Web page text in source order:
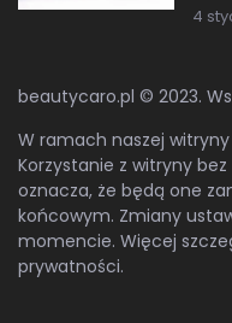
4
beautycaro.pl © 2023.
W ramach naszej
Korzystanie z witryny
oznacza, że będą one
końcowym. Zmiany
momencie. Więcej
prywatności.